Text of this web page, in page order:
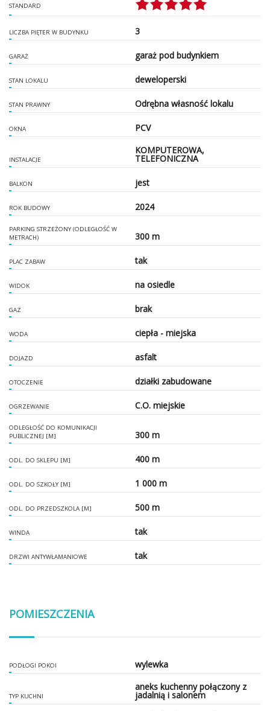
STANDARD
LICZBA PIĘTER W BUDYNKU 3
GARAŻ garaż pod budynkiem
STAN LOKALU deweloperski
STAN PRAWNY Odrębna własność lokalu
OKNA PCV
INSTALACJE
KOMPUTEROWA,
TELEFONICZNA
BALKON jest
ROK BUDOWY 2024
PARKING STRZEŻONY (ODLEGŁOŚĆ W
METRACH)
300 m
PLAC ZABAW tak
WIDOK na osiedle
GAZ brak
WODA ciepła - miejska
DOJAZD asfalt
OTOCZENIE działki zabudowane
OGRZEWANIE C.O. miejskie
ODLEGŁOŚĆ DO KOMUNIKACJI
PUBLICZNEJ [M]
300 m
ODL. DO SKLEPU [M] 400 m
ODL. DO SZKOŁY [M] 1 000 m
ODL. DO PRZEDSZKOLA [M] 500 m
WINDA tak
DRZWI ANTYWŁAMANIOWE tak
POMIESZCZENIA
PODŁOGI POKOI wylewka
TYP KUCHNI
aneks kuchenny połączony z
jadalnią i salonem